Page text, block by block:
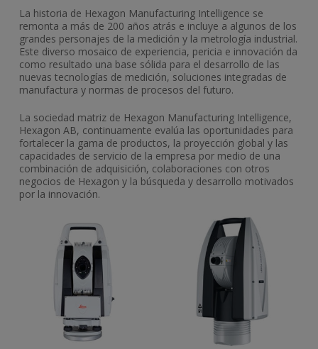
La historia de Hexagon Manufacturing Intelligence se
remonta a más de 200 años atrás e incluye a algunos de los
grandes personajes de la medición y la metrología industrial.
Este diverso mosaico de experiencia, pericia e innovación da
como resultado una base sólida para el desarrollo de las
nuevas tecnologías de medición, soluciones integradas de
manufactura y normas de procesos del futuro.
La sociedad matriz de Hexagon Manufacturing Intelligence,
Hexagon AB, continuamente evalúa las oportunidades para
fortalecer la gama de productos, la proyección global y las
capacidades de servicio de la empresa por medio de una
combinación de adquisición, colaboraciones con otros
negocios de Hexagon y la búsqueda y desarrollo motivados
por la innovación.